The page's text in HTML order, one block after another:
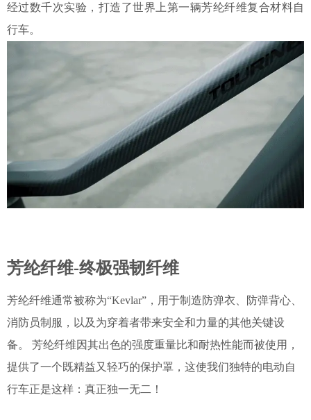
经过数千次实验， 打造了世界上第一辆芳纶纤维复合材料自
行车。
芳纶纤维-终极强韧纤维
芳纶纤维通常被称为“Kevlar”，用于制造防弹衣、防弹背心、
消防员制服，以及为穿着者带来安全和力量的其他关键设
备。 芳纶纤维因其出色的强度重量比和耐热性能而被使用，
提供了一个既精益又轻巧的保护罩，这使我们独特的电动自
行车正是这样：真正独一无二！